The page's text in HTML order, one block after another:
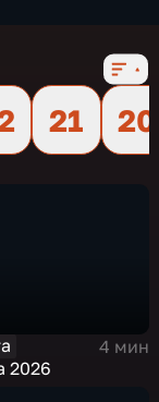
21
20
4 мин
2026